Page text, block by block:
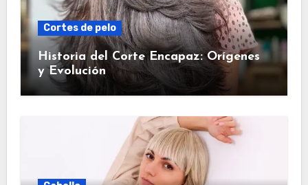
Cortes de pelo
Historia del Corte Encapaz: Orígenes
y Evolución